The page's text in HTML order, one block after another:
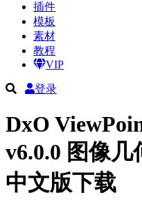
插件
模板
素材
教程
VIP
登录
DxO
v6.0.0 图像
中文版下载